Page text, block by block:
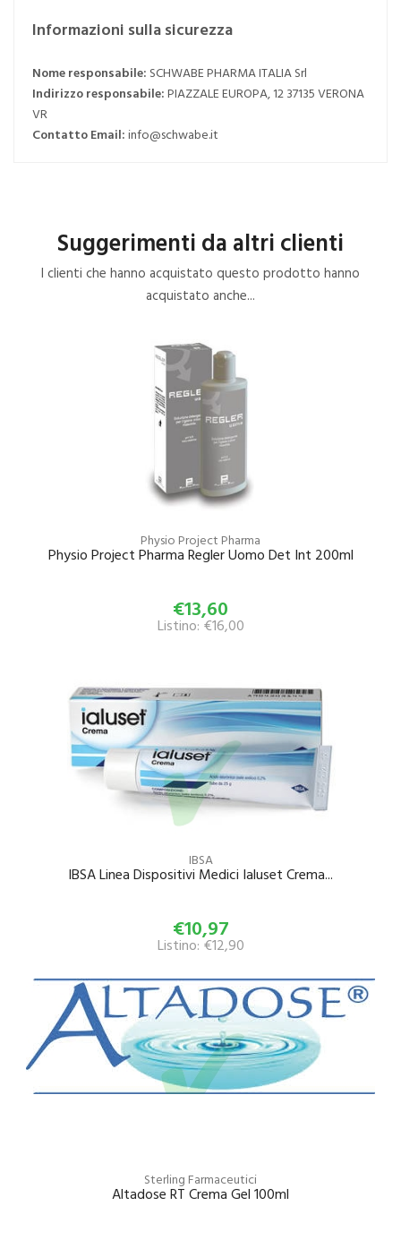
Informazioni sulla sicurezza
Nome responsabile: SCHWABE PHARMA ITALIA Srl
Indirizzo responsabile:PIAZZALE EUROPA, 12 37135 VERONA
VR
Contatto Email:info@schwabe.it
Suggerimenti da altri clienti
I clienti che hanno acquistato questo prodotto hanno
acquistato anche...
Physio Project Pharma
Physio Project Pharma Regler Uomo Det Int 200ml
€13,60
Listino: €16,00
IBSA
IBSA Linea Dispositivi Medici Ialuset Crema...
€10,97
Listino: €12,90
Sterling Farmaceutici
Altadose RT Crema Gel 100ml